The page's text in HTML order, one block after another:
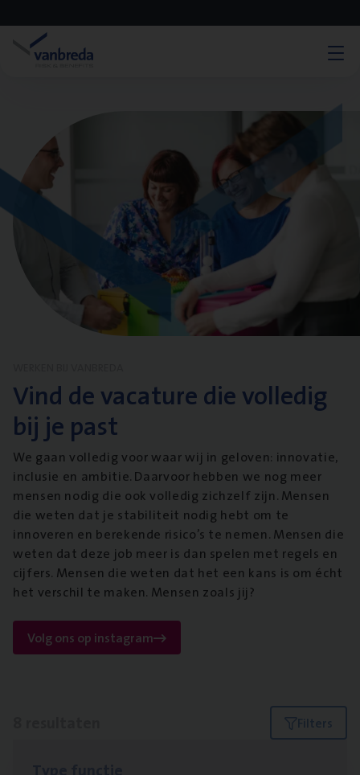
Vind de vacature die volledig
bij je past
We gaan volledig voor waar wij in geloven: innovatie,
inclusie en ambitie. Daarvoor hebben we nog meer
mensen nodig die ook volledig zichzelf zijn. Mensen
die weten dat je stabiliteit nodig hebt om te
innoveren en berekende risico’s te nemen. Mensen die
weten dat deze job meer is dan spelen met regels en
cijfers. Mensen die weten dat het een kans is om écht
het verschil te maken. Mensen zoals jij?
Volg ons op instagram
Filters